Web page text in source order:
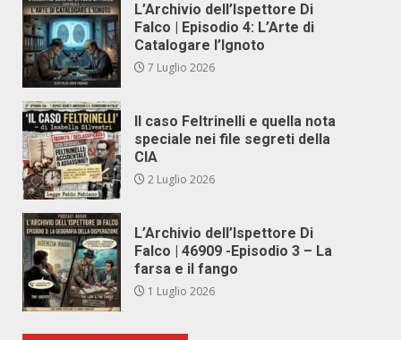
L’Archivio dell’Ispettore Di
Falco | Episodio 4: L’Arte di
Catalogare l’Ignoto
7 Luglio 2026
Il caso Feltrinelli e quella nota
speciale nei file segreti della
CIA
2 Luglio 2026
L’Archivio dell’Ispettore Di
Falco | 46909 -Episodio 3 – La
farsa e il fango
1 Luglio 2026